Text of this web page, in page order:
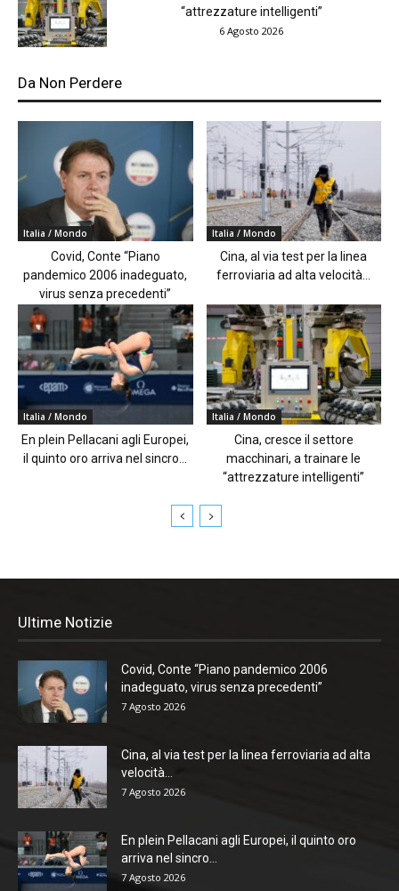
“attrezzature intelligenti”
6 Agosto 2026
Da Non Perdere
Italia / Mondo
Covid, Conte “Piano
pandemico 2006 inadeguato,
virus senza precedenti”
Italia / Mondo
Cina, al via test per la linea
ferroviaria ad alta velocità...
Italia / Mondo
En plein Pellacani agli Europei,
il quinto oro arriva nel sincro...
Italia / Mondo
Cina, cresce il settore
macchinari, a trainare le
“attrezzature intelligenti”
Ultime Notizie
Covid, Conte “Piano pandemico 2006
inadeguato, virus senza precedenti”
7 Agosto 2026
Cina, al via test per la linea ferroviaria ad alta
velocità...
7 Agosto 2026
En plein Pellacani agli Europei, il quinto oro
arriva nel sincro...
7 Agosto 2026